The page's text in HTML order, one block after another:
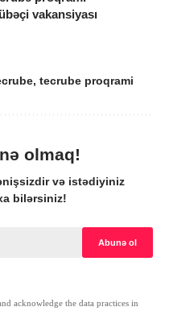
vakansiyası
, tecrube proqrami
olmaq!
və istədiyiniz
bilərsiniz!
acknowledge the data practices in